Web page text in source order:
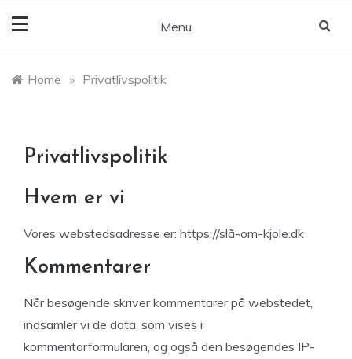
Menu
Home » Privatlivspolitik
Privatlivspolitik
Hvem er vi
Vores webstedsadresse er: https://slå-om-kjole.dk
Kommentarer
Når besøgende skriver kommentarer på webstedet,
indsamler vi de data, som vises i
kommentarformularen, og også den besøgendes IP-